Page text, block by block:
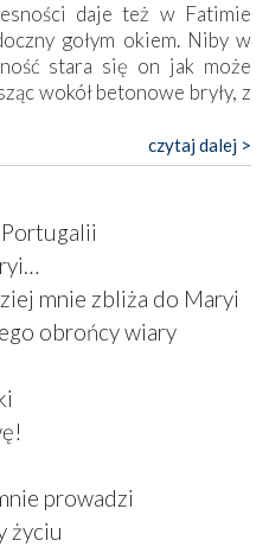
daje też w Fatimie
gołym okiem. Niby w
stara się on jak może
wokół betonowe bryły, z
co wspólnego z żywą,
płaskie, szare bunkry albo
przypomina bardziej
powiedzieć o ustawionym
krzyżu, na którym
dziwaczną postać jakby
W kulturowym
raczej karykatura niż godny
otoczeniu sanktuarium
wewnątrz Kościoła toczy
katolicyzmu i o serca
może prowadzić,
mieście Obidos,
działa dzisiaj…
czytaj dalej >
mnie zbliża do Maryi
obrońcy wiary
prowadzi
życiu